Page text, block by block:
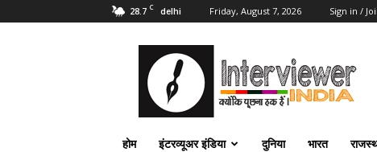
28.7 C delhi Friday, August 7, 2026 Sign in /
Interviewer
India
इंटरव्यूअर
इंडिया
होम इंटरव्यूअर इंडिया दुनिया भारत